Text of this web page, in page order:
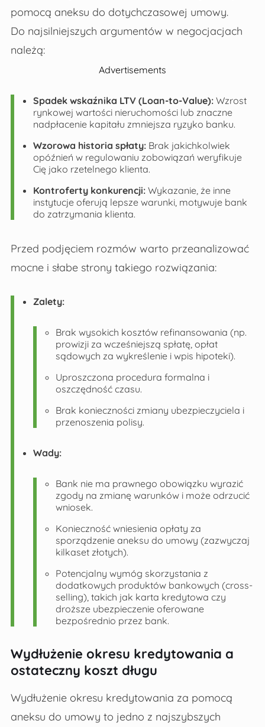
pomocą aneksu do dotychczasowej umowy.
Do najsilniejszych argumentów w negocjacjach
należą:
Advertisements
Spadek wskaźnika LTV (Loan-to-Value):Wzrost
rynkowej wartości nieruchomości lub znaczne
nadpłacenie kapitału zmniejsza ryzyko banku.
Wzorowa historia spłaty:Brak jakichkolwiek
opóźnień w regulowaniu zobowiązań weryfikuje
Cię jako rzetelnego klienta.
Kontroferty konkurencji:Wykazanie, że inne
instytucje oferują lepsze warunki, motywuje bank
do zatrzymania klienta.
Przed podjęciem rozmów warto przeanalizować
mocne i słabe strony takiego rozwiązania:
Zalety:
Brak wysokich kosztów refinansowania (np.
prowizji za wcześniejszą spłatę, opłat
sądowych za wykreślenie i wpis hipoteki).
Uproszczona procedura formalna i
oszczędność czasu.
Brak konieczności zmiany ubezpieczyciela i
przenoszenia polisy.
Wady:
Bank nie ma prawnego obowiązku wyrazić
zgody na zmianę warunków i może odrzucić
wniosek.
Konieczność wniesienia opłaty za
sporządzenie aneksu do umowy (zazwyczaj
kilkaset złotych).
Potencjalny wymóg skorzystania z
dodatkowych produktów bankowych (cross-
selling), takich jak karta kredytowa czy
droższe ubezpieczenie oferowane
bezpośrednio przez bank.
Wydłużenie okresu kredytowania a
ostateczny koszt długu
Wydłużenie okresu kredytowania za pomocą
aneksu do umowy to jedno z najszybszych